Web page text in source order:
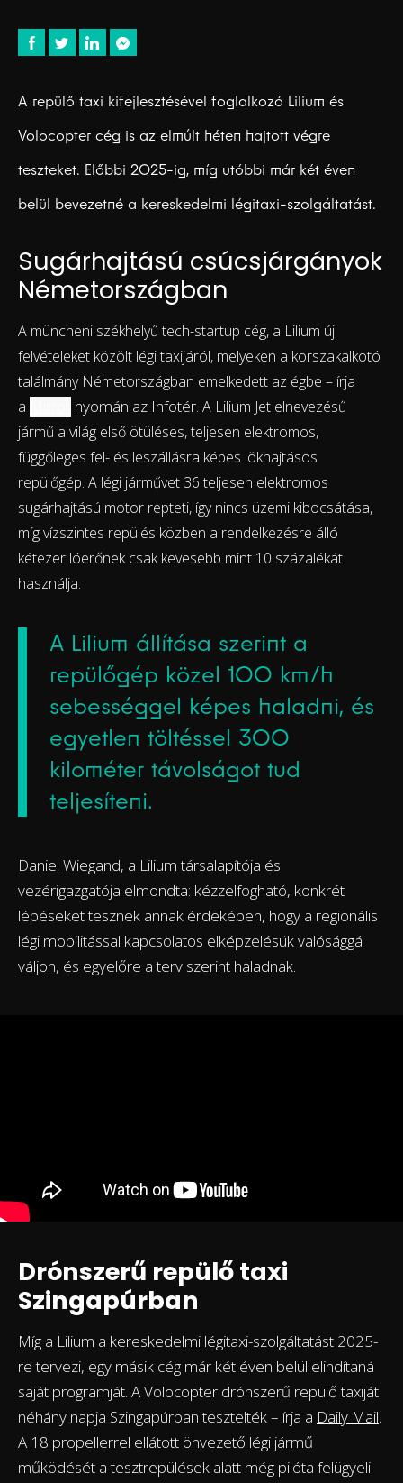
A repülő taxi kifejlesztésével foglalkozó Lilium és
Volocopter cég is az elmúlt héten hajtott végre
teszteket. Előbbi 2025-ig, míg utóbbi már két éven
belül bevezetné a kereskedelmi légitaxi-szolgáltatást.
Sugárhajtású csúcsjárgányok
Németországban
A müncheni székhelyű tech-startup cég, a Lilium új
felvételeket közölt légi taxijáról, melyeken a korszakalkotó
találmány Németországban emelkedett az égbe – írja
a
nyomán az Infotér. A Lilium Jet elnevezésű
jármű a világ első ötüléses, teljesen elektromos,
függőleges fel- és leszállásra képes lökhajtásos
repülőgép. A légi járművet 36 teljesen elektromos
sugárhajtású motor repteti, így nincs üzemi kibocsátása,
míg vízszintes repülés közben a rendelkezésre álló
kétezer lóerőnek csak kevesebb mint 10 százalékát
használja.
A Lilium állítása szerint a
repülőgép közel 100 km/h
sebességgel képes haladni, és
egyetlen töltéssel 300
kilométer távolságot tud
teljesíteni.
Daniel Wiegand, a Lilium társalapítója és
vezérigazgatója elmondta: kézzelfogható, konkrét
lépéseket tesznek annak érdekében, hogy a regionális
légi mobilitással kapcsolatos elképzelésük valósággá
váljon, és egyelőre a terv szerint haladnak.
Drónszerű repülő taxi
Szingapúrban
Míg a Lilium a kereskedelmi légitaxi-szolgáltatást 2025-
re tervezi, egy másik cég már két éven belül elindítaná
saját programját. A Volocopter drónszerű repülő taxiját
néhány napja Szingapúrban tesztelték – írja a Daily Mail.
A 18 propellerrel ellátott önvezető légi jármű
működését a tesztrepülések alatt még pilóta felügyeli.